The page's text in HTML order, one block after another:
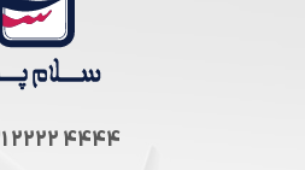
2222 4444